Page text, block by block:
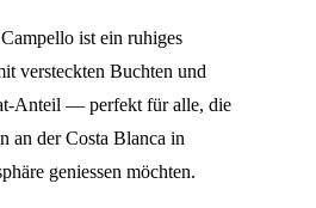
ist ein ruhiges
versteckten Buchten und
Anteil — perfekt für alle, die
an der Costa Blanca in
geniessen möchten.